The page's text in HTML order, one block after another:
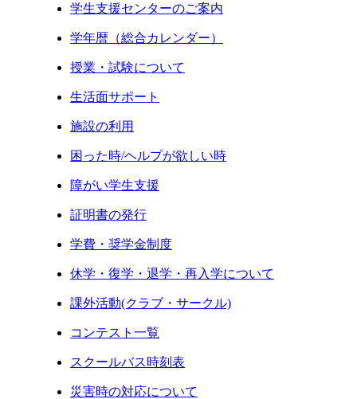
学生支援センターのご案内
学年暦（総合カレンダー）
授業・試験について
生活面サポート
施設の利用
困った時/ヘルプが欲しい時
障がい学生支援
証明書の発行
学費・奨学金制度
休学・復学・退学・再入学について
課外活動(クラブ・サークル)
コンテスト一覧
スクールバス時刻表
災害時の対応について